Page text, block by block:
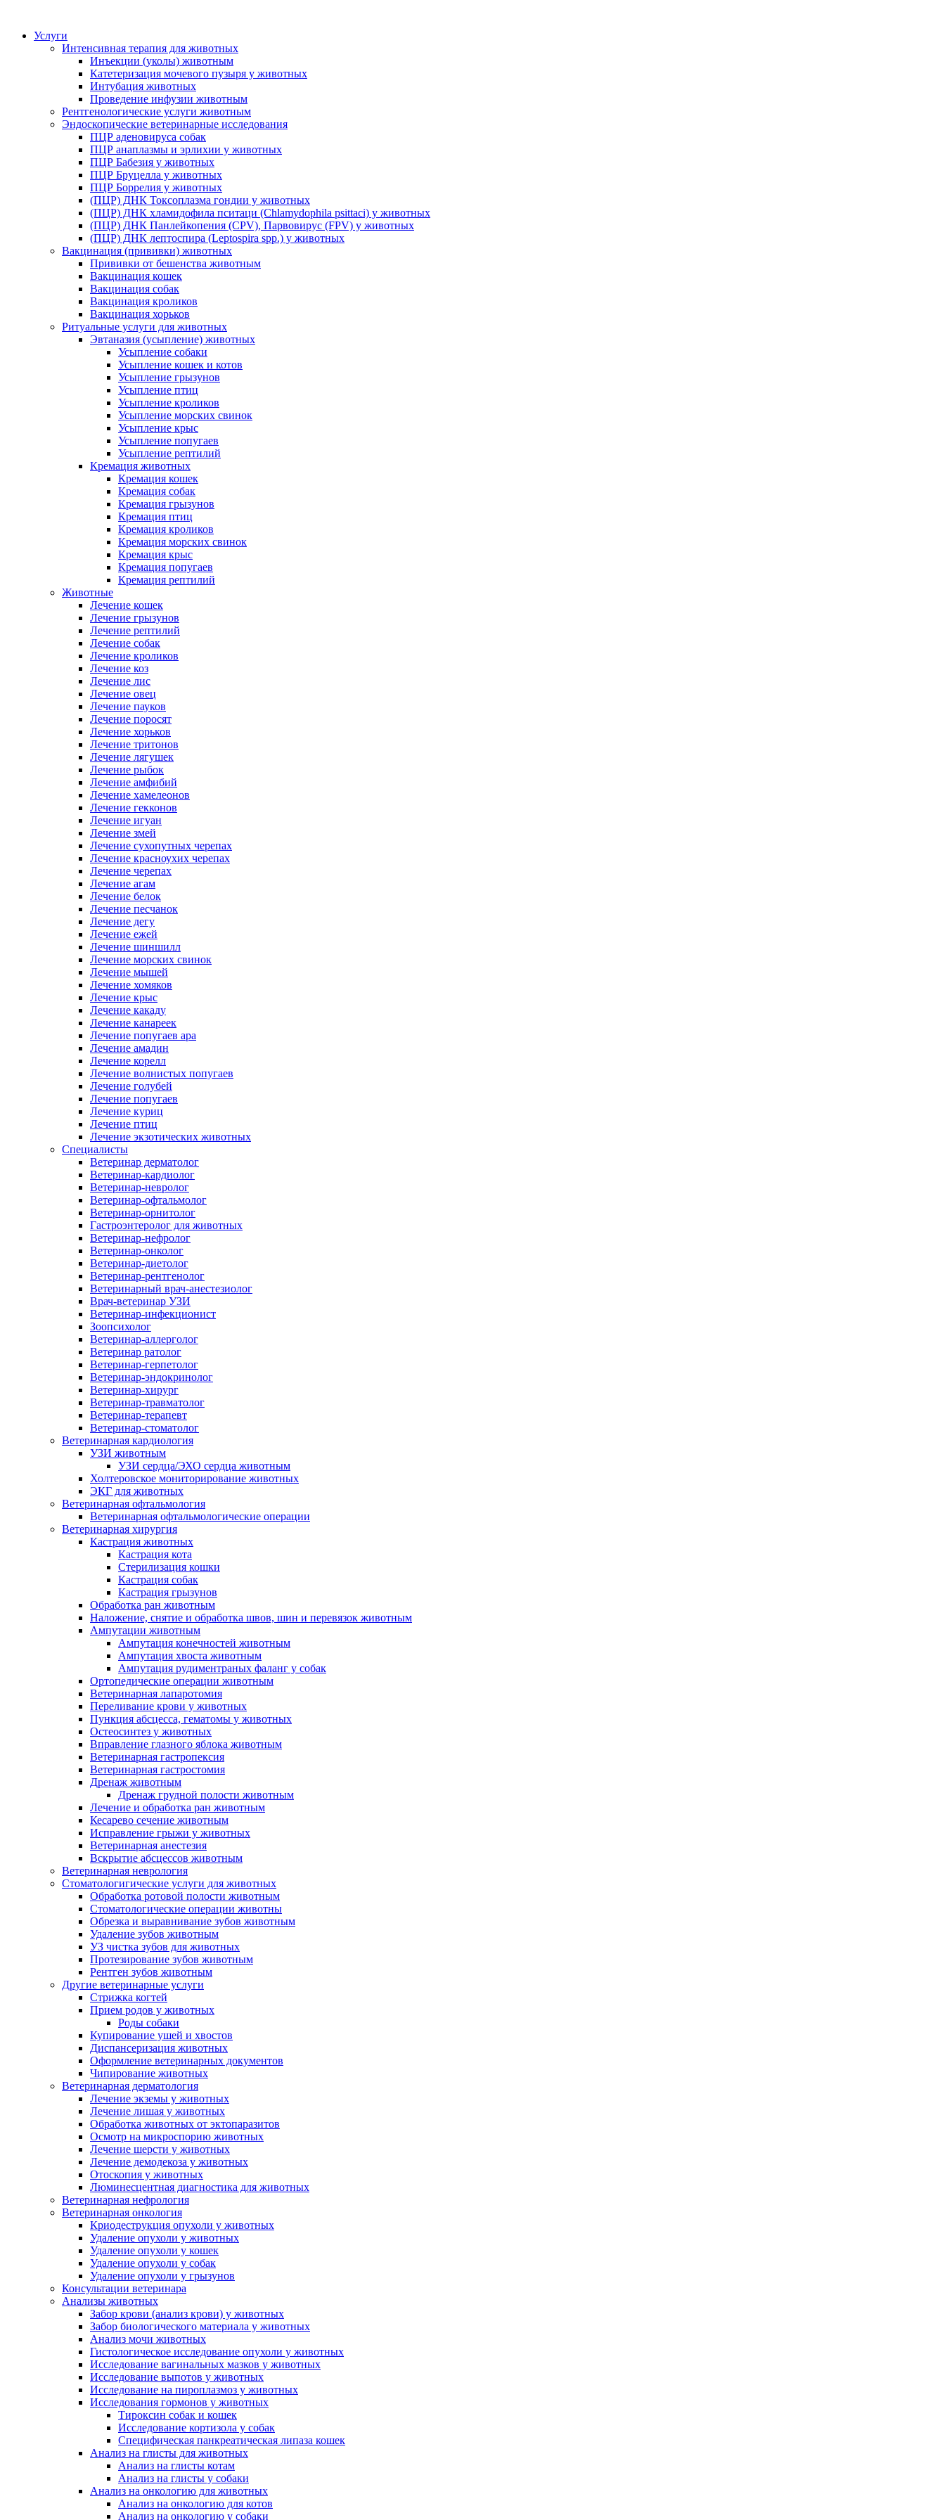
Услуги
Интенсивная терапия для животных
Инъекции (уколы) животным
Катетеризация мочевого пузыря у животных
Интубация животных
Проведение инфузии животным
Рентгенологические услуги животным
Эндоскопические ветеринарные исследования
ПЦР аденовируса собак
ПЦР анаплазмы и эрлихии у животных
ПЦР Бабезия у животных
ПЦР Бруцелла у животных
ПЦР Боррелия у животных
(ПЦР) ДНК Токсоплазма гондии у животных
(ПЦР) ДНК хламидофила пситаци (Chlamydophila psittaci) у животных
(ПЦР) ДНК Панлейкопения (CPV), Парвовирус (FPV) у животных
(ПЦР) ДНК лептоспира (Leptospira spp.) у животных
Вакцинация (прививки) животных
Прививки от бешенства животным
Вакцинация кошек
Вакцинация собак
Вакцинация кроликов
Вакцинация хорьков
Ритуальные услуги для животных
Эвтаназия (усыпление) животных
Усыпление собаки
Усыпление кошек и котов
Усыпление грызунов
Усыпление птиц
Усыпление кроликов
Усыпление морских свинок
Усыпление крыс
Усыпление попугаев
Усыпление рептилий
Кремация животных
Кремация кошек
Кремация собак
Кремация грызунов
Кремация птиц
Кремация кроликов
Кремация морских свинок
Кремация крыс
Кремация попугаев
Кремация рептилий
Животные
Лечение кошек
Лечение грызунов
Лечение рептилий
Лечение собак
Лечение кроликов
Лечение коз
Лечение лис
Лечение овец
Лечение пауков
Лечение поросят
Лечение хорьков
Лечение тритонов
Лечение лягушек
Лечение рыбок
Лечение амфибий
Лечение хамелеонов
Лечение гекконов
Лечение игуан
Лечение змей
Лечение сухопутных черепах
Лечение красноухих черепах
Лечение черепах
Лечение агам
Лечение белок
Лечение песчанок
Лечение дегу
Лечение ежей
Лечение шиншилл
Лечение морских свинок
Лечение мышей
Лечение хомяков
Лечение крыс
Лечение какаду
Лечение канареек
Лечение попугаев ара
Лечение амадин
Лечение корелл
Лечение волнистых попугаев
Лечение голубей
Лечение попугаев
Лечение куриц
Лечение птиц
Лечение экзотических животных
Специалисты
Ветеринар дерматолог
Ветеринар-кардиолог
Ветеринар-невролог
Ветеринар-офтальмолог
Ветеринар-орнитолог
Гастроэнтеролог для животных
Ветеринар-нефролог
Ветеринар-онколог
Ветеринар-диетолог
Ветеринар-рентгенолог
Ветеринарный врач-анестезиолог
Врач-ветеринар УЗИ
Ветеринар-инфекционист
Зоопсихолог
Ветеринар-аллерголог
Ветеринар ратолог
Ветеринар-герпетолог
Ветеринар-эндокринолог
Ветеринар-хирург
Ветеринар-травматолог
Ветеринар-терапевт
Ветеринар-стоматолог
Ветеринарная кардиология
УЗИ животным
УЗИ сердца/ЭХО сердца животным
Холтеровское мониторирование животных
ЭКГ для животных
Ветеринарная офтальмология
Ветеринарная офтальмологические операции
Ветеринарная хирургия
Кастрация животных
Кастрация кота
Стерилизация кошки
Кастрация собак
Кастрация грызунов
Обработка ран животным
Наложение, снятие и обработка швов, шин и перевязок животным
Ампутации животным
Ампутация конечностей животным
Ампутация хвоста животным
Ампутация рудиментраных фаланг у собак
Ортопедические операции животным
Ветеринарная лапаротомия
Переливание крови у животных
Пункция абсцесса, гематомы у животных
Остеосинтез у животных
Вправление глазного яблока животным
Ветеринарная гастропексия
Ветеринарная гастростомия
Дренаж животным
Дренаж грудной полости животным
Лечение и обработка ран животным
Кесарево сечение животным
Исправление грыжи у животных
Ветеринарная анестезия
Вскрытие абсцессов животным
Ветеринарная неврология
Стоматологигические услуги для животных
Обработка ротовой полости животным
Стоматологические операции животны
Обрезка и выравнивание зубов животным
Удаление зубов животным
УЗ чистка зубов для животных
Протезирование зубов животным
Рентген зубов животным
Другие ветеринарные услуги
Стрижка когтей
Прием родов у животных
Роды собаки
Купирование ушей и хвостов
Диспансеризация животных
Оформление ветеринарных документов
Чипирование животных
Ветеринарная дерматология
Лечение экземы у животных
Лечение лишая у животных
Обработка животных от эктопаразитов
Осмотр на микроспорию животных
Лечение шерсти у животных
Лечение демодекоза у животных
Отоскопия у животных
Люминесцентная диагностика для животных
Ветеринарная нефрология
Ветеринарная онкология
Криодеструкция опухоли у животных
Удаление опухоли у животных
Удаление опухоли у кошек
Удаление опухоли у собак
Удаление опухоли у грызунов
Консультации ветеринара
Анализы животных
Забор крови (анализ крови) у животных
Забор биологического материала у животных
Анализ мочи животных
Гистологическое исследование опухоли у животных
Исследование вагинальных мазков у животных
Исследование выпотов у животных
Исследование на пироплазмоз у животных
Исследования гормонов у животных
Тироксин собак и кошек
Исследование кортизола у собак
Специфическая панкреатическая липаза кошек
Анализ на глисты для животных
Анализ на глисты котам
Анализ на глисты у собаки
Анализ на онкологию для животных
Анализ на онкологию для котов
Анализ на онкологию у собаки